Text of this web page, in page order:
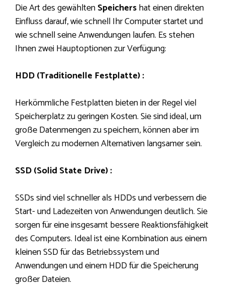
Die Art des gewähltenSpeichershat einen direkten
Einfluss darauf, wie schnell Ihr Computer startet und
wie schnell seine Anwendungen laufen. Es stehen
Ihnen zwei Hauptoptionen zur Verfügung:
HDD (Traditionelle Festplatte) :
Herkömmliche Festplatten bieten in der Regel viel
Speicherplatz zu geringen Kosten. Sie sind ideal, um
große Datenmengen zu speichern, können aber im
Vergleich zu modernen Alternativen langsamer sein.
SSD (Solid State Drive) :
SSDs sind viel schneller als HDDs und verbessern die
Start- und Ladezeiten von Anwendungen deutlich. Sie
sorgen für eine insgesamt bessere Reaktionsfähigkeit
des Computers. Ideal ist eine Kombination aus einem
kleinen SSD für das Betriebssystem und
Anwendungen und einem HDD für die Speicherung
großer Dateien.